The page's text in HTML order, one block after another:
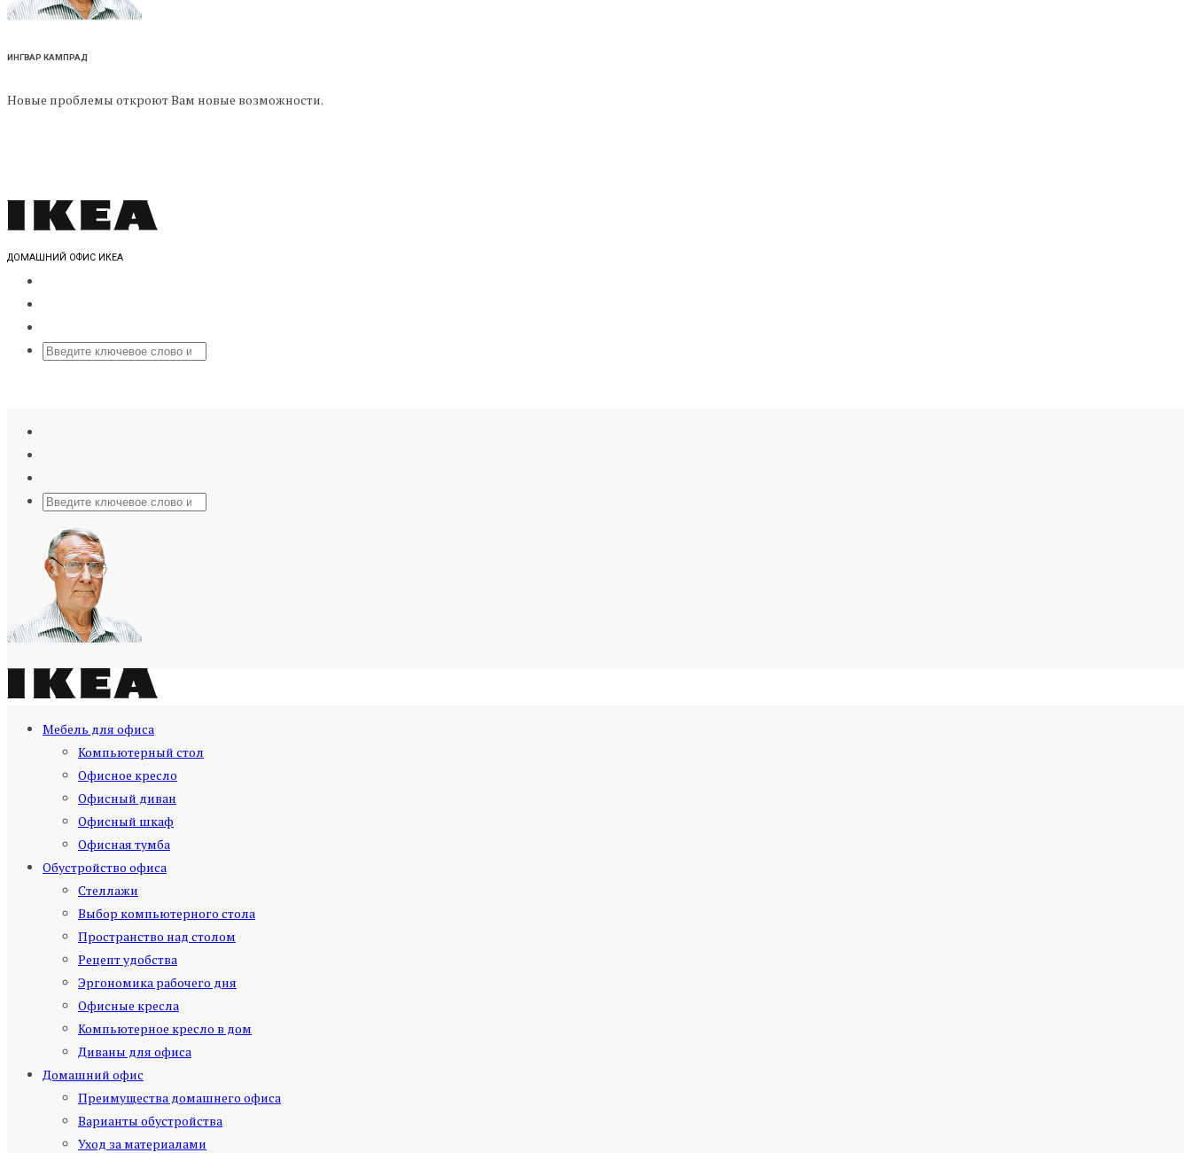
ИНГВАР КАМПРАД
Новые проблемы откроют Вам новые возможности.
ДОМАШНИЙ ОФИС ИКЕА
Мебель для офиса
Компьютерный стол
Офисное кресло
Офисный диван
Офисный шкаф
Офисная тумба
Обустройство офиса
Стеллажи
Выбор компьютерного стола
Пространство над столом
Рецепт удобства
Эргономика рабочего дня
Офисные кресла
Компьютерное кресло в дом
Диваны для офиса
Домашний офис
Преимущества домашнего офиса
Варианты обустройства
Уход за материалами